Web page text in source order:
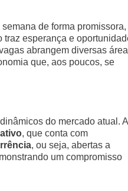
de forma promissora,
traz esperança e
abrangem diversas
que, aos poucos, se
do mercado atual. A
, que conta com
, ou seja, abertas a
um compromisso